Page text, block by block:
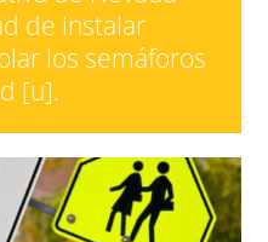
de instalar
los semáforos
[u].